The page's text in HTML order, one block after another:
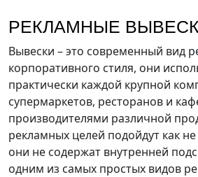
РЕКЛАМНЫЕ
Вывески – это современный вид
корпоративного стиля, они
практически каждой крупной
супермаркетов, ресторанов и
производителями различной
рекламных целей подойдут как
они не содержат внутренней
одним из самых простых видов